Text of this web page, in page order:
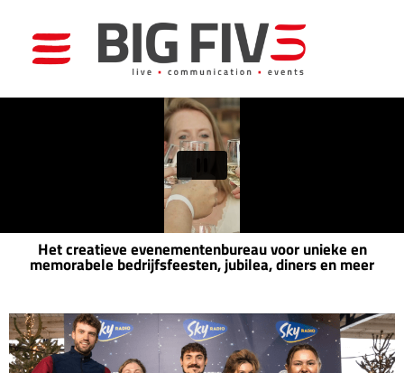
Het creatieve evenementenbureau voor unieke en
memorabele bedrijfsfeesten, jubilea, diners en meer